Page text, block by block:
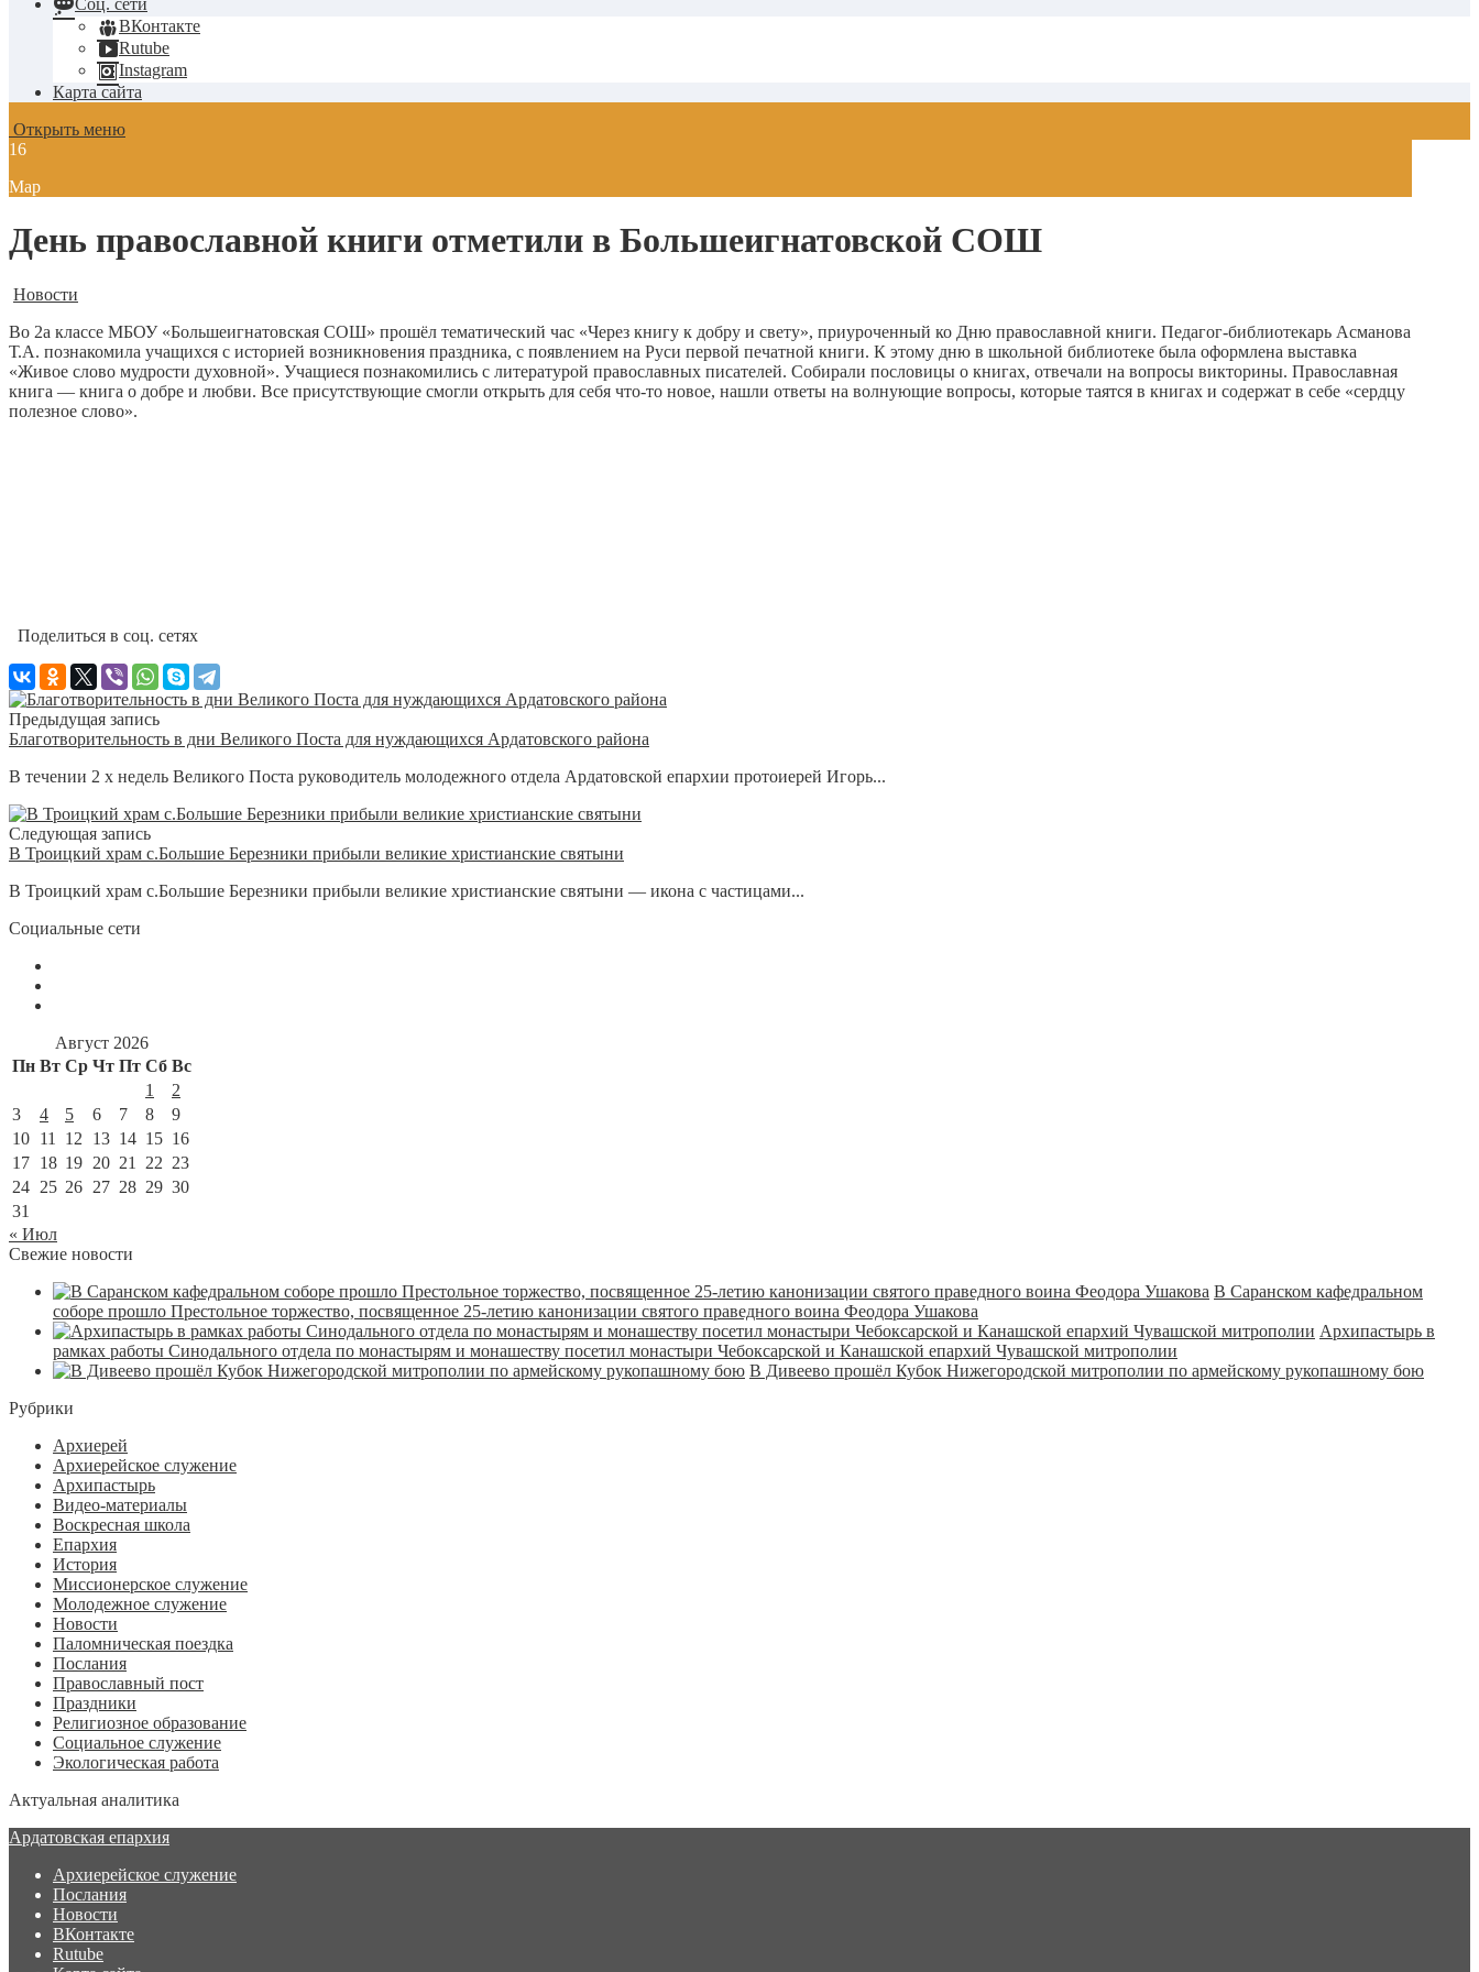
Соц. сети
ВКонтакте
Rutube
Instagram
Карта сайта
Открыть меню
16
Мар
День православной книги отметили в Большеигнатовской СОШ
Новости
Во 2а классе МБОУ «Большеигнатовская СОШ» прошёл тематический час «Через книгу к добру и свету», приуроченный ко Дню православной книги. Педагог-библиотекарь Асманова
Т.А. познакомила учащихся с историей возникновения праздника, с появлением на Руси первой печатной книги. К этому дню в школьной библиотеке была оформлена выставка
«Живое слово мудрости духовной». Учащиеся познакомились с литературой православных писателей. Собирали пословицы о книгах, отвечали на вопросы викторины. Православная
книга — книга о добре и любви. Все присутствующие смогли открыть для себя что-то новое, нашли ответы на волнующие вопросы, которые таятся в книгах и содержат в себе «сердцу
полезное слово».
Поделиться в соц. сетях
Предыдущая запись
Благотворительность в дни Великого Поста для нуждающихся Ардатовского района
В течении 2 х недель Великого Поста руководитель молодежного отдела Ардатовской епархии протоиерей Игорь...
Следующая запись
В Троицкий храм с.Большие Березники прибыли великие христианские святыни
В Троицкий храм с.Большие Березники прибыли великие христианские святыни — икона с частицами...
Социальные сети
Август 2026
Пн Вт Ср Чт Пт Сб Вс
1
2
3
4 5 6 7 8
9
10 11 12 13 14 15 16
17 18 19 20 21 22 23
24 25 26 27 28 29 30
31
« Июл
Свежие новости
В Саранском кафедральном
соборе прошло Престольное торжество, посвященное 25-летию канонизации святого праведного воина Феодора Ушакова
Архипастырь в
рамках работы Синодального отдела по монастырям и монашеству посетил монастыри Чебоксарской и Канашской епархий Чувашской митрополии
В Дивеево прошёл Кубок Нижегородской митрополии по армейскому рукопашному бою
Рубрики
Архиерей
Архиерейское служение
Архипастырь
Видео-материалы
Воскресная школа
Епархия
История
Миссионерское служение
Молодежное служение
Новости
Паломническая поездка
Послания
Православный пост
Праздники
Религиозное образование
Социальное служение
Экологическая работа
Актуальная аналитика
Ардатовская епархия
Архиерейское служение
Послания
Новости
ВКонтакте
Rutube